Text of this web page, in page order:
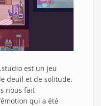
est un jeu
deuil et de solitude.
nous fait
qui a été